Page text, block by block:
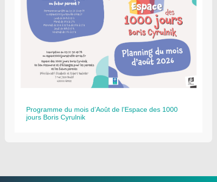
Programme du mois d’Août de l’Espace des 1000
jours Boris Cyrulnik